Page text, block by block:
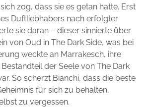
zog, dass sie es getan hatte. Erst
Duftliebhabers nach erfolgter
sie daran – dieser sinnierte über
von Oud in The Dark Side, was bei
weckte an Marrakesch, ihre
der Seele von The Dark
So scherzt Bianchi, dass die beste
für sich zu behalten,
zu vergessen.